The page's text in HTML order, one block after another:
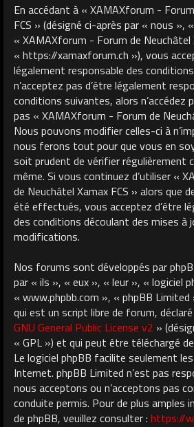
En accédant à « XAMAXforum -
FCS » (désigné ci-après par « nous »,
« XAMAXforum - Forum de Neuchâtel
« https://xamaxforum.ch »), vous
légalement responsable des
n’acceptez pas d’être légalement
conditions suivantes, alors n’accédez
pas « XAMAXforum - Forum de
Nous pouvons modifier celles-ci à
nous ferons tout pour que vous en
soit prudent de vérifier régulièrement
même. Si vous continuez d’utiliser «
de Neuchâtel Xamax FCS » alors que
été effectués, vous acceptez d’être
des conditions découlant des mises à
modifications.
Nos forums sont développés par
par « ils », « eux », « leur », « logiciel
« www.phpbb.com », « phpBB Limited
qui est un script libre de forum,
GNU General Public License v2 »
« GPL ») et qui peut être téléchargé
Le logiciel phpBB facilite seulement
Internet. phpBB Limited n’est pas
nous acceptons ou n’acceptons pas
conduite permis. Pour de plus amples
de phpBB, veuillez consulter : https://